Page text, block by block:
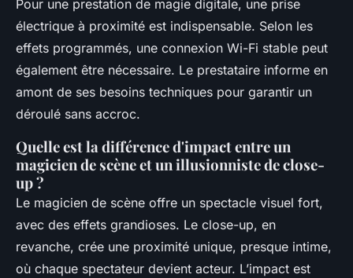
Pour une prestation de magie digitale, une prise
électrique à proximité est indispensable. Selon les
effets programmés, une connexion Wi-Fi stable peut
également être nécessaire. Le prestataire informe en
amont de ses besoins techniques pour garantir un
déroulé sans accroc.
Quelle est la différence d'impact entre un
magicien de scène et un illusionniste de close-
up ?
Le magicien de scène offre un spectacle visuel fort,
avec des effets grandioses. Le close-up, en
revanche, crée une proximité unique, presque intime,
où chaque spectateur devient acteur. L’impact est